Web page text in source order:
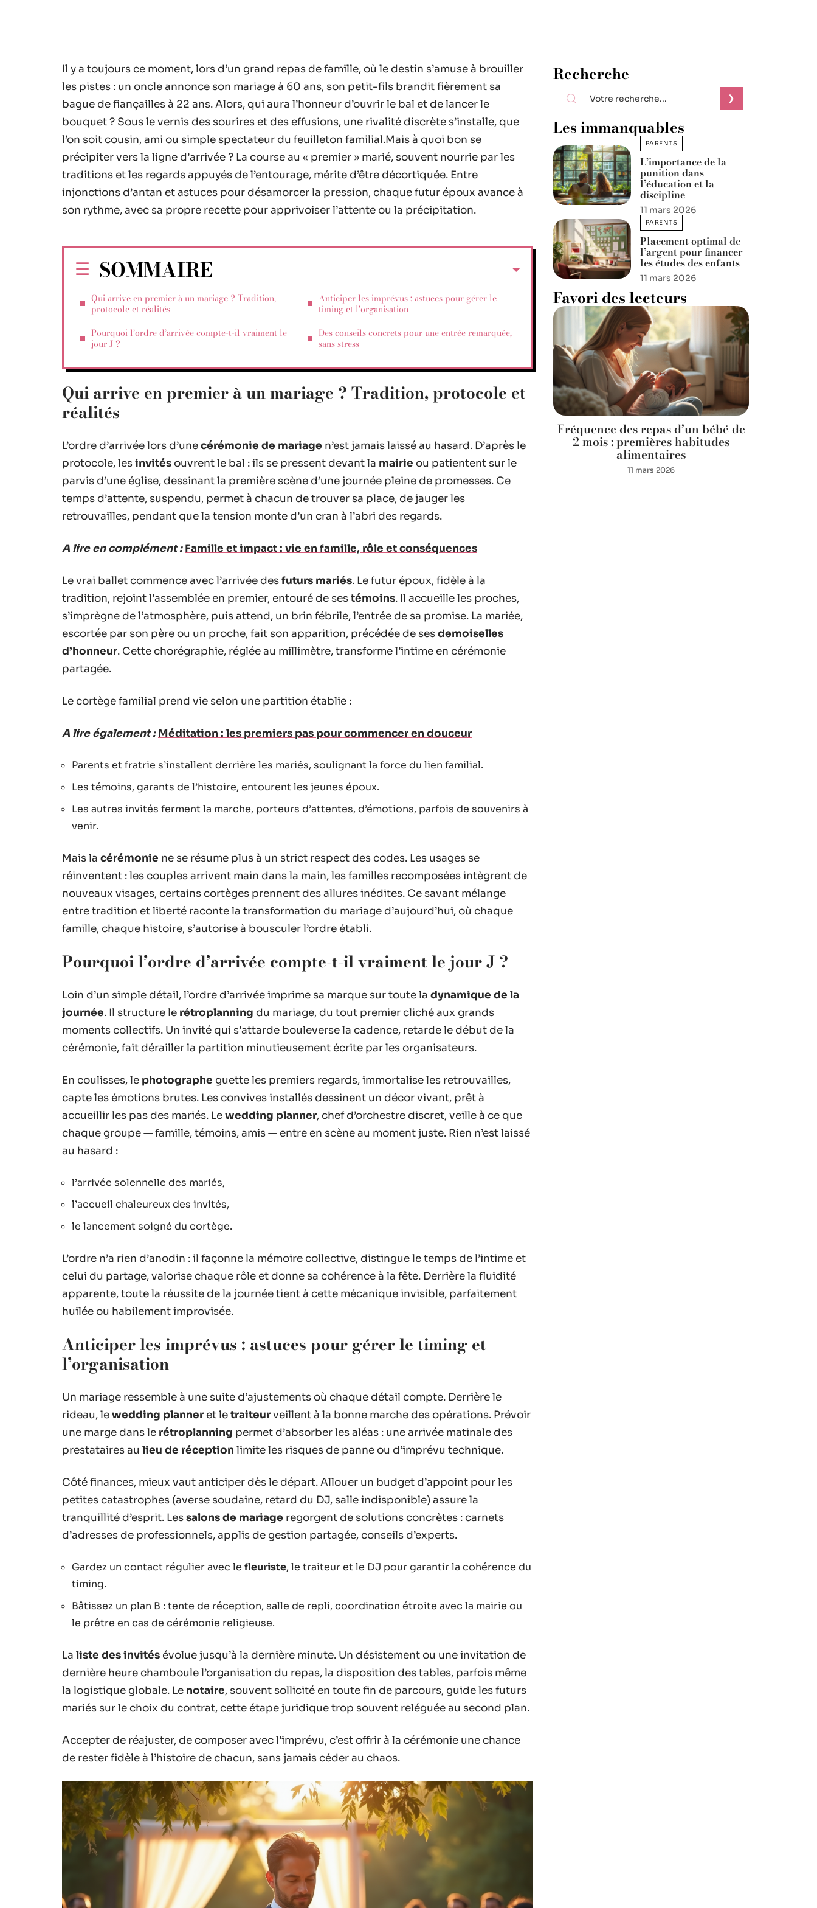
Il y a toujours ce moment, lors d’un grand repas de famille, où le destin s’amuse à brouiller
les pistes : un oncle annonce son mariage à 60 ans, son petit-fils brandit fièrement sa
bague de fiançailles à 22 ans. Alors, qui aura l’honneur d’ouvrir le bal et de lancer le
bouquet ? Sous le vernis des sourires et des effusions, une rivalité discrète s’installe, que
l’on soit cousin, ami ou simple spectateur du feuilleton familial.Mais à quoi bon se
précipiter vers la ligne d’arrivée ? La course au « premier » marié, souvent nourrie par les
traditions et les regards appuyés de l’entourage, mérite d’être décortiquée. Entre
injonctions d’antan et astuces pour désamorcer la pression, chaque futur époux avance à
son rythme, avec sa propre recette pour apprivoiser l’attente ou la précipitation.
SOMMAIRE
Qui arrive en premier à un mariage ? Tradition,
protocole et réalités
Pourquoi l’ordre d’arrivée compte-t-il vraiment le
jour J ?
Anticiper les imprévus : astuces pour gérer le
timing et l’organisation
Des conseils concrets pour une entrée remarquée,
sans stress
Qui arrive en premier à un mariage ? Tradition, protocole et
réalités
L’ordre d’arrivée lors d’unecérémonie de mariage n’est jamais laissé au hasard. D’après le
protocole, lesinvités ouvrent le bal : ils se pressent devant la mairie ou patientent sur le
parvis d’une église, dessinant la première scène d’une journée pleine de promesses. Ce
temps d’attente, suspendu, permet à chacun de trouver sa place, de jauger les
retrouvailles, pendant que la tension monte d’un cran à l’abri des regards.
A lire en complément : Famille et impact : vie en famille, rôle et conséquences
Le vrai ballet commence avec l’arrivée desfuturs mariés. Le futur époux, fidèle à la
tradition, rejoint l’assemblée en premier, entouré de sestémoins. Il accueille les proches,
s’imprègne de l’atmosphère, puis attend, un brin fébrile, l’entrée de sa promise. La mariée,
escortée par son père ou un proche, fait son apparition, précédée de sesdemoiselles
d’honneur. Cette chorégraphie, réglée au millimètre, transforme l’intime en cérémonie
partagée.
Le cortège familial prend vie selon une partition établie :
A lire également : Méditation : les premiers pas pour commencer en douceur
Parents et fratrie s’installent derrière les mariés, soulignant la force du lien familial.
Les témoins, garants de l’histoire, entourent les jeunes époux.
Les autres invités ferment la marche, porteurs d’attentes, d’émotions, parfois de souvenirs à
venir.
Mais la cérémonie ne se résume plus à un strict respect des codes. Les usages se
réinventent : les couples arrivent main dans la main, les familles recomposées intègrent de
nouveaux visages, certains cortèges prennent des allures inédites. Ce savant mélange
entre tradition et liberté raconte la transformation du mariage d’aujourd’hui, où chaque
famille, chaque histoire, s’autorise à bousculer l’ordre établi.
Pourquoi l’ordre d’arrivée compte-t-il vraiment le jour J ?
Loin d’un simple détail, l’ordre d’arrivée imprime sa marque sur toute la dynamique de la
journée. Il structure le rétroplanning du mariage, du tout premier cliché aux grands
moments collectifs. Un invité qui s’attarde bouleverse la cadence, retarde le début de la
cérémonie, fait dérailler la partition minutieusement écrite par les organisateurs.
En coulisses, le photographe guette les premiers regards, immortalise les retrouvailles,
capte les émotions brutes. Les convives installés dessinent un décor vivant, prêt à
accueillir les pas des mariés. Lewedding planner, chef d’orchestre discret, veille à ce que
chaque groupe — famille, témoins, amis — entre en scène au moment juste. Rien n’est laissé
au hasard :
l’arrivée solennelle des mariés,
l’accueil chaleureux des invités,
le lancement soigné du cortège.
L’ordre n’a rien d’anodin : il façonne la mémoire collective, distingue le temps de l’intime et
celui du partage, valorise chaque rôle et donne sa cohérence à la fête. Derrière la fluidité
apparente, toute la réussite de la journée tient à cette mécanique invisible, parfaitement
huilée ou habilement improvisée.
Anticiper les imprévus : astuces pour gérer le timing et
l’organisation
Un mariage ressemble à une suite d’ajustements où chaque détail compte. Derrière le
rideau, lewedding planner et letraiteurveillent à la bonne marche des opérations. Prévoir
une marge dans le rétroplanning permet d’absorber les aléas : une arrivée matinale des
prestataires au lieu de réception limite les risques de panne ou d’imprévu technique.
Côté finances, mieux vaut anticiper dès le départ. Allouer un budget d’appoint pour les
petites catastrophes (averse soudaine, retard du DJ, salle indisponible) assure la
tranquillité d’esprit. Lessalons de mariage regorgent de solutions concrètes : carnets
d’adresses de professionnels, applis de gestion partagée, conseils d’experts.
Gardez un contact régulier avec le fleuriste, le traiteur et le DJ pour garantir la cohérence du
timing.
Bâtissez un plan B : tente de réception, salle de repli, coordination étroite avec la mairie ou
le prêtre en cas de cérémonie religieuse.
La liste des invités évolue jusqu’à la dernière minute. Un désistement ou une invitation de
dernière heure chamboule l’organisation du repas, la disposition des tables, parfois même
la logistique globale. Le notaire, souvent sollicité en toute fin de parcours, guide les futurs
mariés sur le choix du contrat, cette étape juridique trop souvent reléguée au second plan.
Accepter de réajuster, de composer avec l’imprévu, c’est offrir à la cérémonie une chance
de rester fidèle à l’histoire de chacun, sans jamais céder au chaos.
Recherche
Les immanquables
PARENTS
L’importance de la
punition dans
l’éducation et la
discipline
11 mars 2026
PARENTS
Placement optimal de
l’argent pour financer
les études des enfants
11 mars 2026
Favori des lecteurs
Fréquence des repas d’un bébé de
2 mois : premières habitudes
alimentaires
11 mars 2026